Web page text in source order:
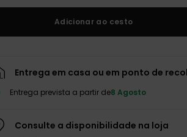
Adicionar ao cesto
Entrega em casa ou em ponto de
Entrega prevista a partir de8 Agosto
Consulte a disponibilidade na loja